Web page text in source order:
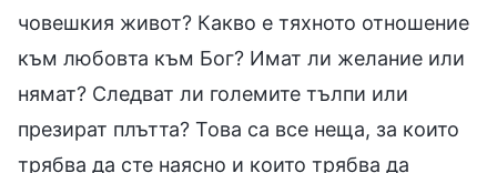
човешкия живот? Какво е тяхното отношение
към любовта към Бог? Имат ли желание или
нямат? Следват ли големите тълпи или
презират плътта? Това са все неща, за които
трябва да сте наясно и които трябва да